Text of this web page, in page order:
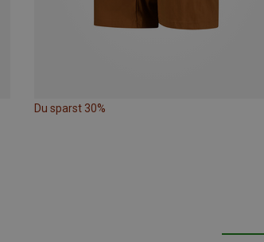
Du sparst 30%